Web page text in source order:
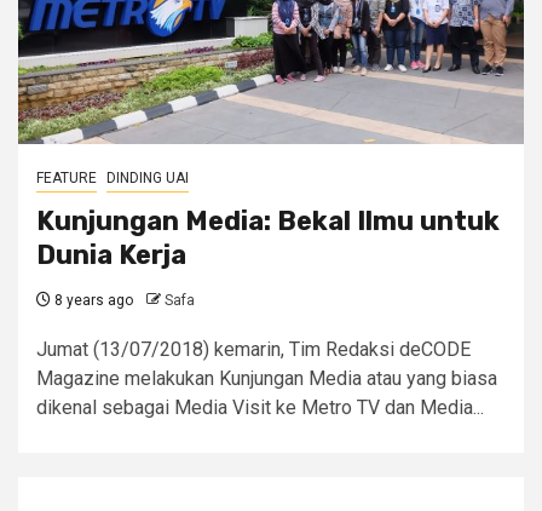
FEATURE DINDING UAI
Kunjungan Media: Bekal Ilmu untuk
Dunia Kerja
8 years ago Safa
Jumat (13/07/2018) kemarin, Tim Redaksi deCODE
Magazine melakukan Kunjungan Media atau yang biasa
dikenal sebagai Media Visit ke Metro TV dan Media...